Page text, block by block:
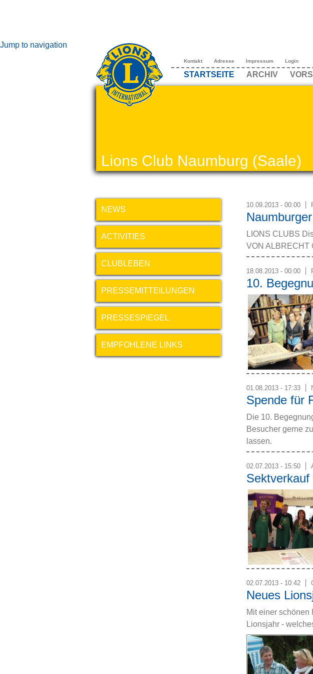
Jump to navigation
Kontakt Adresse Impressum Login
STARTSEITE ARCHIV
Lions Club Naumburg (Saale)
NEWS
ACTIVITIES
CLUBLEBEN
PRESSEMITTEILUNGEN
PRESSESPIEGEL
EMPFOHLENE LINKS
10.09.2013 - 00:00
LIONS CLUBS
VON ALBRECHT
18.08.2013 - 00:00
10.
01.08.2013 - 17:33
Spende für
Die 10.
Besucher gerne
lassen.
02.07.2013 - 15:50
02.07.2013 - 10:42
Neues
Mit einer schönen
Lionsjahr -